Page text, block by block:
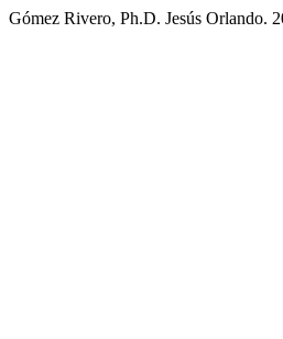
Gómez Rivero, Ph.D. Jesús Orlando.